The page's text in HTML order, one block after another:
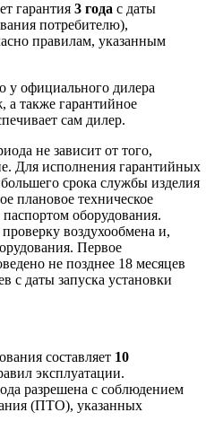
гарантия 3 года с даты
потребителю),
правилам, указанным
у официального дилера
также гарантийное
сам дилер.
не зависит от того,
Для исполнения гарантийных
срока службы изделия
плановое техническое
оборудования.
воздухообмена и,
Первое
не позднее 18 месяцев
с даты запуска установки
составляет 10
эксплуатации.
разрешена с соблюдением
(ПТО), указанных